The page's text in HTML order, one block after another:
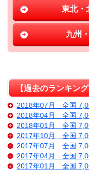
東北・
九州
【過去のランキン
2018年07月 全国
2018年04月 全国
2018年01月 全国
2017年10月 全国
2017年07月 全国
2017年04月 全国
2017年01月 全国